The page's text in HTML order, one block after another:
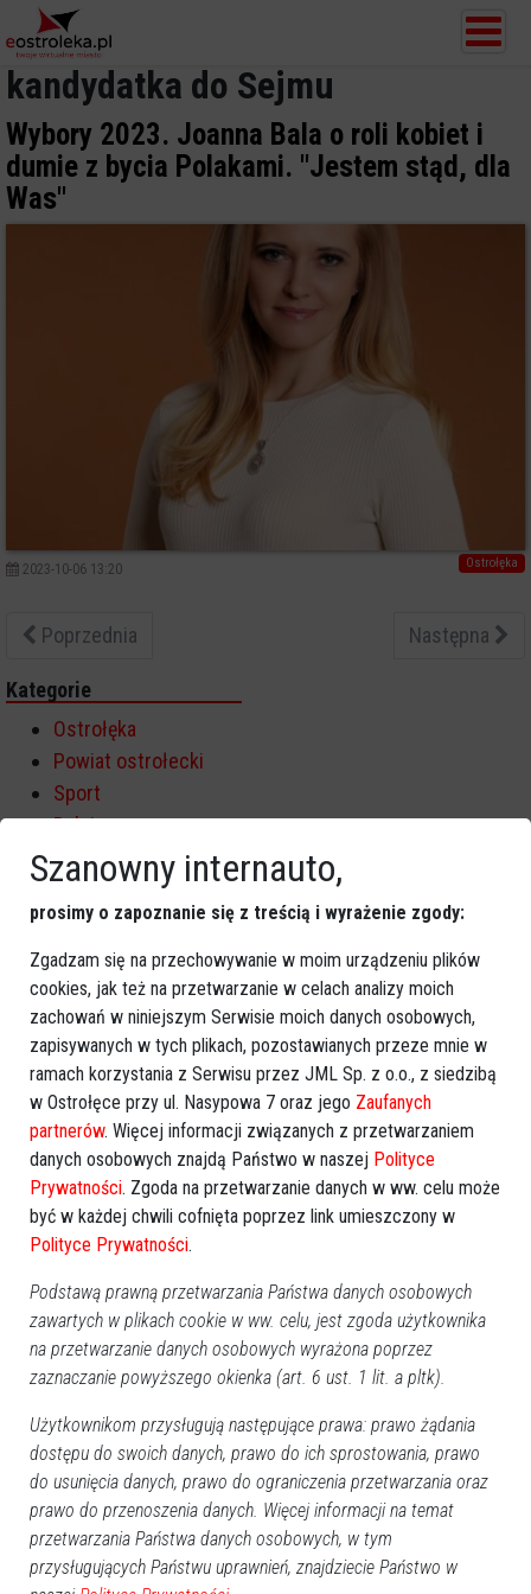
kandydatka do Sejmu
Wybory 2023. Joanna Bala o roli kobiet i
dumie z bycia Polakami. "Jestem stąd, dla
Was"
Ostrołęka
2023-10-06 13:20
Poprzednia Następna
Kategorie
Ostrołęka
Powiat ostrołecki
Sport
Balujemy
Region
Polska
Budujemy
Kościół i społeczeństwo
TV Ostrołęka
Kalendarz imprez
sierpień 2026
Pn
Wt Śr Cz Pt So
Nd
27
28 29 30 31 1
2
3
4 5 6 7 8
9
10
11 12 14
24
25 26 27 28 29
30
31
1 2 3 4 5 6
Dzisiaj:
Imprezy, Bale, Dancingi
20:00 Zabawa odpustowa w Brodowych Łąkach
Wydarzenia
17:30 Dionizje 2026
10:00 Rajd rowerowy pamięci marynarzy i ułanów
12:00 Turniej charytatywny "Gramy dla Neli"
Szanowny internauto,
prosimy o zapoznanie się z treścią i wyrażenie zgody:
Zgadzam się na przechowywanie w moim urządzeniu plików
cookies, jak też na przetwarzanie w celach analizy moich
zachowań w niniejszym Serwisie moich danych osobowych,
zapisywanych w tych plikach, pozostawianych przeze mnie w
ramach korzystania z Serwisu przez JML Sp. z o.o., z siedzibą
w Ostrołęce przy ul. Nasypowa 7 oraz jego Zaufanych
partnerów. Więcej informacji związanych z przetwarzaniem
danych osobowych znajdą Państwo w naszej Polityce
Prywatności. Zgoda na przetwarzanie danych w ww. celu może
być w każdej chwili cofnięta poprzez link umieszczony w
Polityce Prywatności.
Podstawą prawną przetwarzania Państwa danych osobowych
zawartych w plikach cookie w ww. celu, jest zgoda użytkownika
na przetwarzanie danych osobowych wyrażona poprzez
zaznaczanie powyższego okienka (art. 6 ust. 1 lit. a pltk).
Użytkownikom przysługują następujące prawa: prawo żądania
dostępu do swoich danych, prawo do ich sprostowania, prawo
do usunięcia danych, prawo do ograniczenia przetwarzania oraz
prawo do przenoszenia danych. Więcej informacji na temat
przetwarzania Państwa danych osobowych, w tym
przysługujących Państwu uprawnień, znajdziecie Państwo w